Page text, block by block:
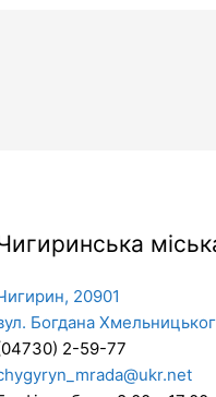
20901
Богдана
2-59-77